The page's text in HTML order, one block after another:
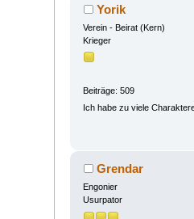
Yorik
Verein - Beirat (Kern)
Krieger
Beiträge: 509
Ich habe zu viele
Grendar
Engonier
Usurpator